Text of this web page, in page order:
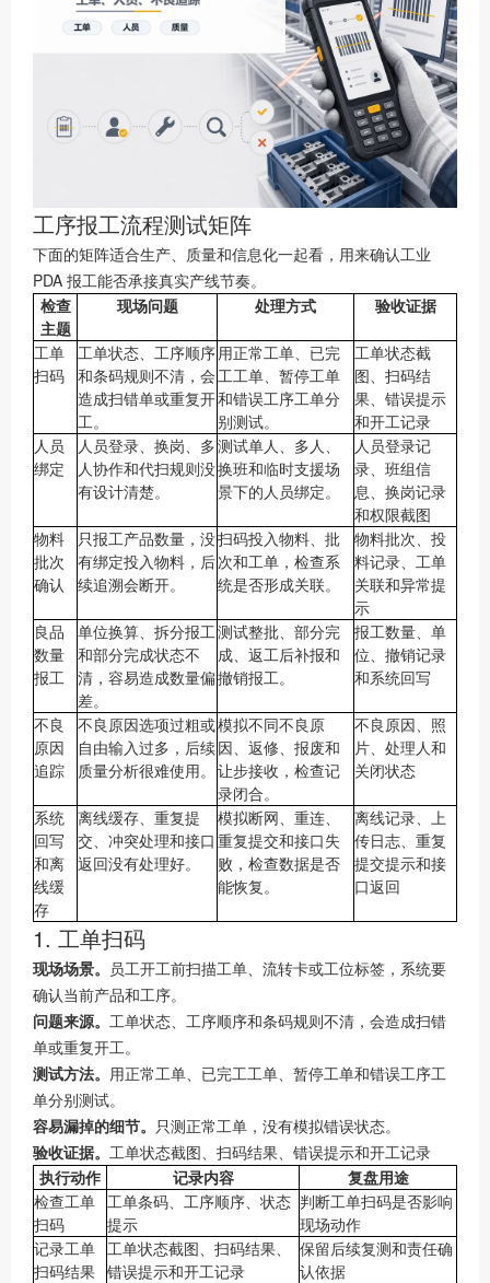
工序报工流程测试矩阵
下面的矩阵适合生产、质量和信息化一起看，用来确认工业
PDA 报工能否承接真实产线节奏。
检查
主题
现场问题 处理方式 验收证据
工单
扫码
工单状态、工序顺序
和条码规则不清，会
造成扫错单或重复开
工。
用正常工单、已完
工工单、暂停工单
和错误工序工单分
别测试。
工单状态截
图、扫码结
果、错误提示
和开工记录
人员
绑定
人员登录、换岗、多
人协作和代扫规则没
有设计清楚。
测试单人、多人、
换班和临时支援场
景下的人员绑定。
人员登录记
录、班组信
息、换岗记录
和权限截图
物料
批次
确认
只报工产品数量，没
有绑定投入物料，后
续追溯会断开。
扫码投入物料、批
次和工单，检查系
统是否形成关联。
物料批次、投
料记录、工单
关联和异常提
示
良品
数量
报工
单位换算、拆分报工
和部分完成状态不
清，容易造成数量偏
差。
测试整批、部分完
成、返工后补报和
撤销报工。
报工数量、单
位、撤销记录
和系统回写
不良
原因
追踪
不良原因选项过粗或
自由输入过多，后续
质量分析很难使用。
模拟不同不良原
因、返修、报废和
让步接收，检查记
录闭合。
不良原因、照
片、处理人和
关闭状态
系统
回写
和离
线缓
存
离线缓存、重复提
交、冲突处理和接口
返回没有处理好。
模拟断网、重连、
重复提交和接口失
败，检查数据是否
能恢复。
离线记录、上
传日志、重复
提交提示和接
口返回
1. 工单扫码
现场场景。 员工开工前扫描工单、流转卡或工位标签，系统要
确认当前产品和工序。
问题来源。 工单状态、工序顺序和条码规则不清，会造成扫错
单或重复开工。
测试方法。 用正常工单、已完工工单、暂停工单和错误工序工
单分别测试。
容易漏掉的细节。 只测正常工单，没有模拟错误状态。
验收证据。 工单状态截图、扫码结果、错误提示和开工记录
执行动作
记录内容
复盘用途
检查工单
扫码
工单条码、工序顺序、状态
提示
判断工单扫码是否影响
现场动作
记录工单
扫码结果
工单状态截图、扫码结果、
错误提示和开工记录
保留后续复测和责任确
认依据